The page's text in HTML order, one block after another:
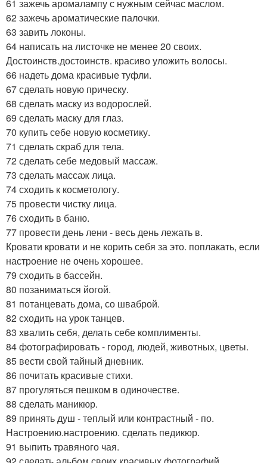
61 зажечь аромалампу с нужным сейчас маслом.
62 зажечь ароматические палочки.
63 завить локоны.
64 написать на листочке не менее 20 своих.
Достоинств.достоинств. красиво уложить волосы.
66 надеть дома красивые туфли.
67 сделать новую прическу.
68 сделать маску из водорослей.
69 сделать маску для глаз.
70 купить себе новую косметику.
71 сделать скраб для тела.
72 сделать себе медовый массаж.
73 сделать массаж лица.
74 сходить к косметологу.
75 провести чистку лица.
76 сходить в баню.
77 провести день лени - весь день лежать в.
Кровати кровати и не корить себя за это. поплакать, если
настроение не очень хорошее.
79 сходить в бассейн.
80 позаниматься йогой.
81 потанцевать дома, со шваброй.
82 сходить на урок танцев.
83 хвалить себя, делать себе комплименты.
84 фотографировать - город, людей, животных, цветы.
85 вести свой тайный дневник.
86 почитать красивые стихи.
87 прогуляться пешком в одиночестве.
88 сделать маникюр.
89 принять душ - теплый или контрастный - по.
Настроению.настроению. сделать педикюр.
91 выпить травяного чая.